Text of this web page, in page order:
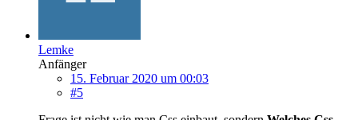
Lemke
Anfänger
15. Februar 2020 um 00:03
#5